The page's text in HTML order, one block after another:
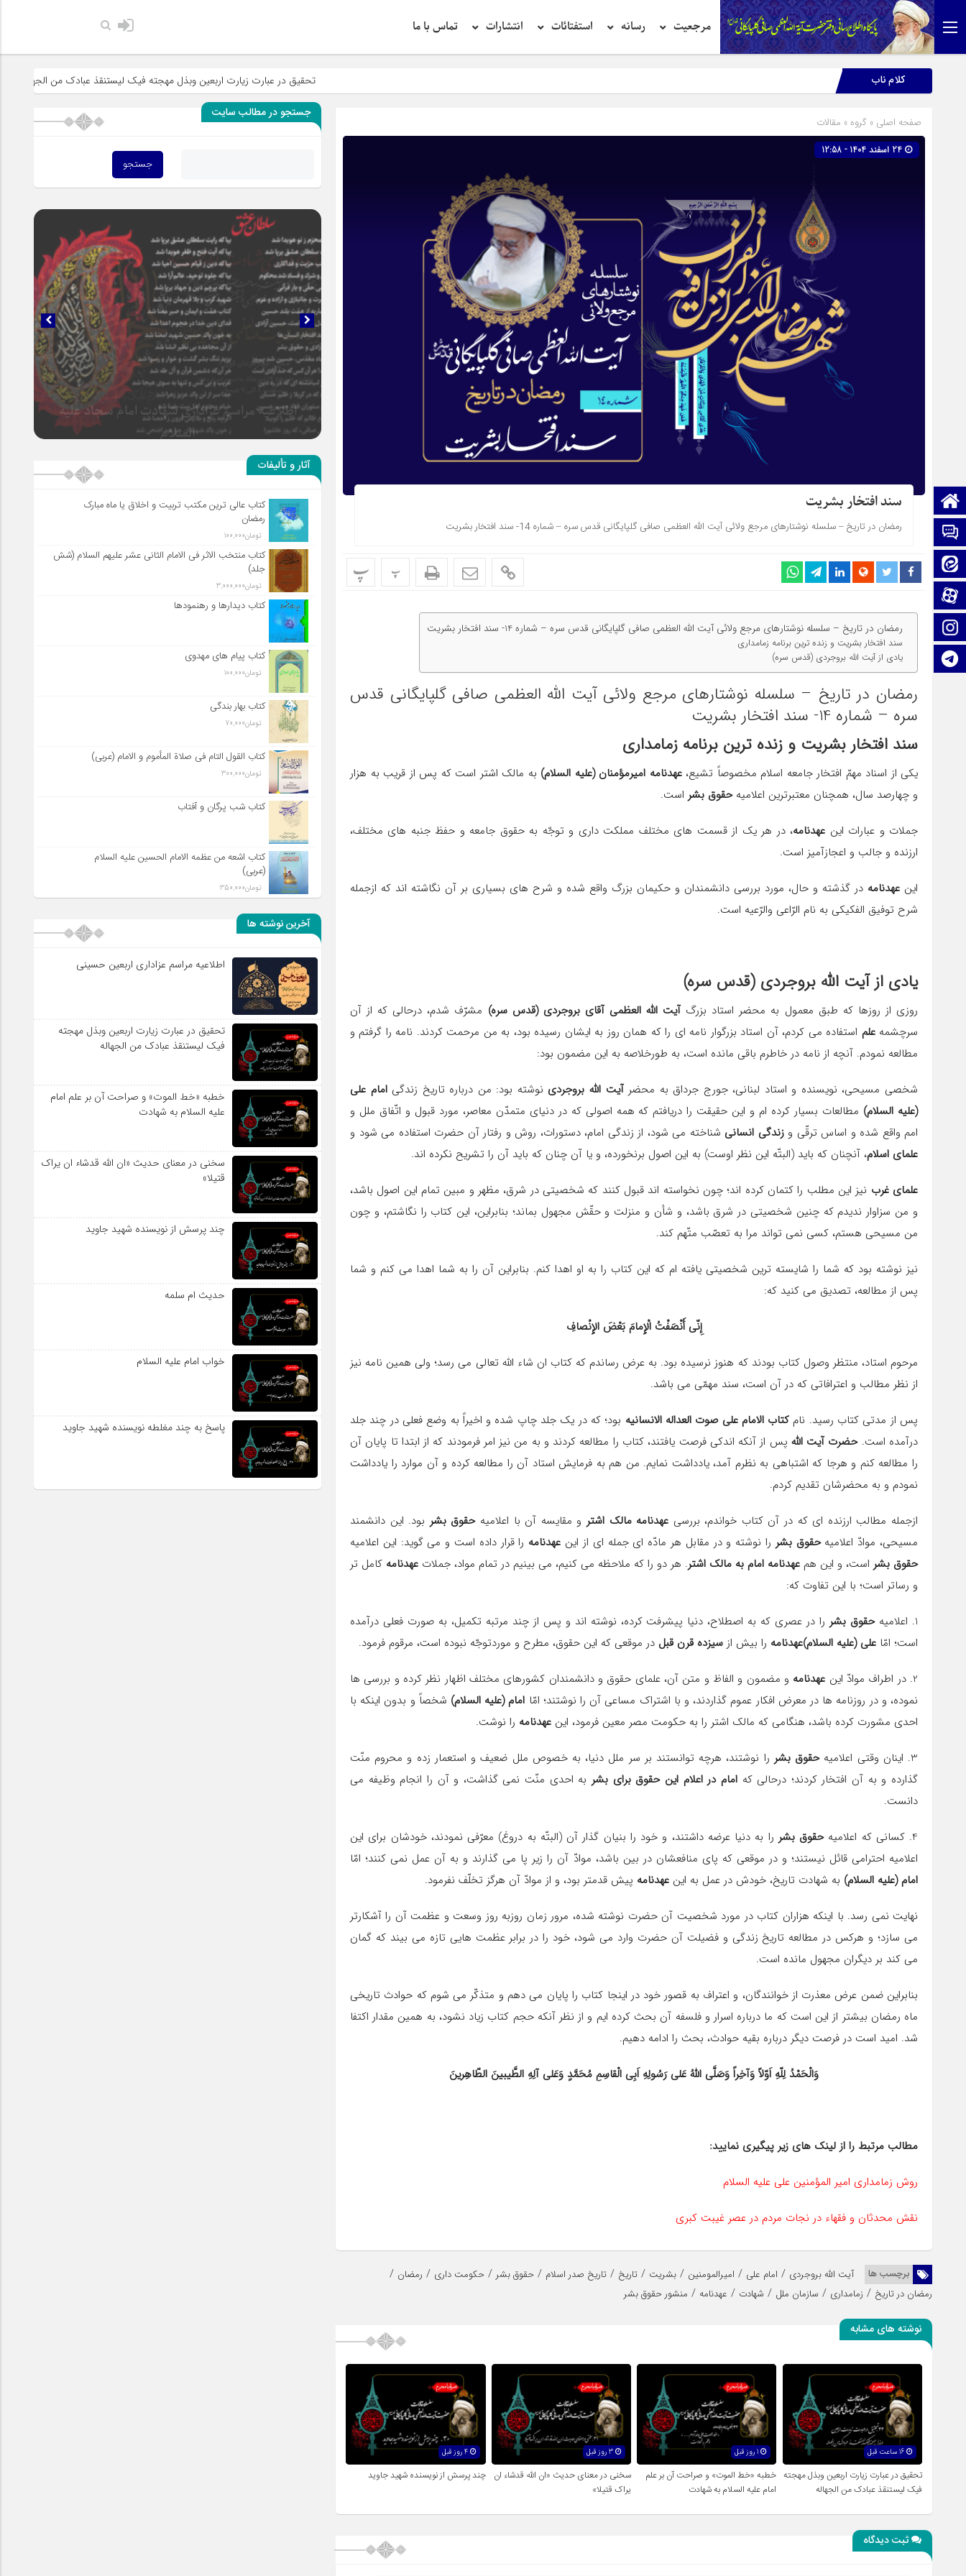
مرجعیت رسانه استفتائات انتشارات تماس با ما
صفحه نخست
تماس با ما
اینستاگرام
کلام ناب تحقیق در عبارت زیارت اربعین وبذل مهجته فیک لیستنقذ عبادک من الجهاله خطبه «خط
صفحه اصلی » گروه » مقالات
سند افتخار بشریت
رمضان در تاریخ – سلسله نوشتارهای مرجع ولائی آیت الله العظمی صافی گلپایگانی قدس سره – شماره 14- سند افتخار بشریت
پ پ
رمضان در تاریخ – سلسله نوشتارهای مرجع ولائی آیت الله العظمی صافی گلپایگانی قدس سره – شماره 14- سند افتخار بشریت
سند افتخار بشریت و زنده ترین برنامه زمامداری
یادی از آیت الله بروجردی (قدس سره)
رمضان در تاریخ – سلسله نوشتارهای مرجع ولائی آیت الله العظمی صافی گلپایگانی قدس
سره – شماره 14- سند افتخار بشریت
سند افتخار بشریت و زنده ترین برنامه زمامداری
یكی از اسناد مهمّ افتخار جامعه اسلام مخصوصاً تشیع،عهدنامه امیرمؤمنان (علیه السلام) به مالك اشتر است كه پس از قریب به هزار
و چهارصد سال، همچنان معتبرترین اعلامیهحقوق بشر است.
جملات و عبارات این عهدنامه، در هر یك از قسمت های مختلف مملكت داری و توجّه به حقوق جامعه و حفظ جنبه های مختلف،
ارزنده و جالب و اعجازآمیز است.
این عهدنامه در گذشته و حال، مورد بررسی دانشمندان و حكیمان بزرگ واقع شده و شرح های بسیاری بر آن نگاشته اند كه ازجمله
شرح توفیق الفكیكی به نام الرّاعی والرّعیه است.
یادی از آیت الله بروجردی (قدس سره)
روزی از روزها كه طبق معمول به محضر استاد بزرگآیت الله العظمی آقای بروجردی (قدس سره) مشرّف شدم، درحالی كه از آن
سرچشمهعلم استفاده می كردم، آن استاد بزرگوار نامه ای را كه همان روز به ایشان رسیده بود، به من مرحمت كردند. نامه را گرفتم و
مطالعه نمودم. آنچه از نامه در خاطرم باقی مانده است، به طورخلاصه به این مضمون بود:
شخصی مسیحی، نویسنده و استاد لبنانی، جورج جرداق به محضرآیت الله بروجردی نوشته بود: من درباره تاریخ زندگیامام علی
(علیه السلام) مطالعات بسیار كرده ام و این حقیقت را دریافتم كه همه اصولی كه در دنیای متمدّن معاصر، مورد قبول و اتّفاق ملل و
امم واقع شده و اساس ترقّی وزندگی انسانی شناخته می شود، از زندگی امام، دستورات، روش و رفتار آن حضرت استفاده می شود و
علمای اسلام، آنچنان كه باید (البتّه این نظر اوست) به این اصول برنخورده، و یا آن چنان كه باید آن را تشریح نكرده اند.
علمای غرب نیز این مطلب را كتمان كرده اند؛ چون نخواسته اند قبول كنند كه شخصیتی در شرق، مظهر و مبین تمام این اصول باشد،
و من سزاوار ندیدم كه چنین شخصیتی در شرق باشد، و شأن و منزلت و حقّش مجهول بماند؛ بنابراین، این كتاب را نگاشتم، و چون
من مسیحی هستم، كسی نمی تواند مرا به تعصّب متّهم كند.
نیز نوشته بود كه شما را شایسته ترین شخصیتی یافته ام كه این كتاب را به او اهدا كنم. بنابراین آن را به شما اهدا می كنم و شما
پس از مطالعه، تصدیق می كنید كه:
إِنّی أَنْصَفْتُ الْإِمامَ بَعْضَ الإِنْصافِ
مرحوم استاد، منتظر وصول كتاب بودند كه هنوز نرسیده بود. به عرض رساندم كه كتاب ان شاء الله تعالی می رسد؛ ولی همین نامه نیز
از نظر مطالب و اعترافاتی كه در آن است، سند مهمّی می باشد.
پس از مدتی كتاب رسید. نام كتاب الامام علی صوت العداله الانسانیه بود؛ كه در یك جلد چاپ شده و اخیراً به وضع فعلی در چند جلد
درآمده است.حضرت آیت الله پس از آنكه اندكی فرصت یافتند، كتاب را مطالعه كردند و به من نیز امر فرمودند كه از ابتدا تا پایان آن
را مطالعه كنم و هرجا كه اشتباهی به نظرم آمد، یادداشت نمایم. من هم به فرمایش استاد آن را مطالعه كرده و آن موارد را یادداشت
نمودم و به محضرشان تقدیم كردم.
ازجمله مطالب ارزنده ای كه در آن كتاب خواندم، بررسی عهدنامه مالك اشتر و مقایسه آن با اعلامیهحقوق بشر بود. این دانشمند
مسیحی، موادّ اعلامیهحقوق بشر را نوشته و در مقابل هر مادّه ای جمله ای از این عهدنامه را قرار داده است و می گوید: این اعلامیه
حقوق بشر است، و این هم عهدنامه امام به مالك اشتر. هر دو را كه ملاحظه می كنیم، می بینیم در تمام مواد، جملات عهدنامه كامل تر
و رساتر است؛ با این تفاوت كه:
1. اعلامیه حقوق بشررا در عصری كه به اصطلاح، دنیا پیشرفت كرده، نوشته اند و پس از چند مرتبه تكمیل، به صورت فعلی درآمده
است؛ امّا علی (علیه السلام)عهدنامه را بیش از سیزده قرن قبل در موقعی كه این حقوق، مطرح و موردتوجّه نبوده است، مرقوم فرمود.
2. در اطراف موادّ این عهدنامه و مضمون و الفاظ و متن آن، علمای حقوق و دانشمندان كشورهای مختلف اظهار نظر كرده و بررسی ها
نموده، و در روزنامه ها در معرض افكار عموم گذاردند، و با اشتراك مساعی آن را نوشتند؛ امّا امام (علیه السلام) شخصاً و بدون اینكه با
احدی مشورت كرده باشد، هنگامی كه مالك اشتر را به حكومت مصر معین فرمود، این عهدنامه را نوشت.
3. اینان وقتی اعلامیه حقوق بشر را نوشتند، هرچه توانستند بر سر ملل دنیا، به خصوص ملل ضعیف و استعمار زده و محروم منّت
گذارده و به آن افتخار كردند؛ درحالی كهامام در اعلام این حقوق برای بشربه احدی منّت نمی گذاشت، و آن را انجام وظیفه می
دانست.
4. كسانی كه اعلامیه حقوق بشر را به دنیا عرضه داشتند، و خود را بنیان گذار آن (البتّه به دروغ) معرّفی نمودند، خودشان برای این
اعلامیه احترامی قائل نیستند؛ و در موقعی كه پای منافعشان در بین باشد، موادّ آن را زیر پا می گذارند و به آن عمل نمی كنند؛ امّا
امام (علیه السلام) به شهادت تاریخ، خودش در عمل به این عهدنامه پیش قدمتر بود، و از موادّ آن هرگز تخلّف نفرمود.
نهایت نمی رسد. با اینكه هزاران كتاب در مورد شخصیت آن حضرت نوشته شده، مرور زمان روزبه روز وسعت و عظمت آن را آشكارتر
می سازد؛ و هركس در مطالعه تاریخ زندگی و فضیلت آن حضرت وارد می شود، خود را در برابر عظمت هایی تازه می بیند كه گمان
می كند بر دیگران مجهول مانده است.
بنابراین ضمن عرض معذرت از خوانندگان، و اعتراف به قصور خود در اینجا كتاب را پایان می دهم و متذكّر می شوم كه حوادث تاریخی
ماه رمضان بیشتر از این است كه ما درباره اسرار و فلسفه آن بحث كرده ایم و از نظر آنكه حجم كتاب زیاد نشود، به همین مقدار اكتفا
شد. امید است در فرصت دیگر درباره بقیه حوادث، بحث را ادامه دهیم.
وَالْحَمْدُ لِلّهِ اَوّلاً وَآخِراً وَصَلَّى اللهُ عَلی رَسُولِهِ اَبِی الْقاسِمِ مُحَمَّدٍ وَعَلی آلِهِ الطَّیبینَ الطّاهِرینَ
مطالب مرتبط را از لینک های زیر پیگیری نمایید:
روش زمامداری امیر المؤمنین علی علیه السلام
نقش محدثان و فقهاء در نجات مردم در عصر غیبت کبری
برچسب ها آیت الله بروجردی / امام علی / امیرالمومنین / بشریت / تاریخ / تاریخ صدر اسلام / حقوق بشر / حکومت داری / رمضان /
رمضان در تاریخ / زمامداری / سازمان ملل / شهادت / عهدنامه / منشور حقوق بشر
نوشته های مشابه
16 ساعت قبل
تحقیق در عبارت زیارت اربعین وبذل مهجته
فیک لیستنقذ عبادک من الجهاله
1 روز قبل
خطبه «خط الموت» و صراحت آن بر علم
امام علیه السلام به شهادت
3 روز قبل
سخنی در معنای حدیث «ان الله قدشاء ان
یراک قتیلا»
4 روز قبل
چند پرسش از نویسنده شهید جاوید
ثبت دیدگاه
جستجو در مطالب سایت
سلطان عشق
آثار و تألیفات
کتاب عالی ترین مکتب تربیت و اخلاق یا ماه مبارک
رمضان
تومان100,000
کتاب منتخب الاثر فی الامام الثانی عشر علیهم السلام (شش
جلد)
تومان3,000,000
کتاب دیدارها و رهنمودها
کتاب پیام های مهدوی
تومان100,000
کتاب بهار بندگی
تومان70,000
کتاب القول التام فی صلاة المأموم و الامام (عربی)
تومان300,000
کتاب شب پرگان و آفتاب
کتاب اشعه من عظمه الامام الحسین علیه السلام
(عربی)
تومان350,000
آخرین نوشته ها
اطلاعیه مراسم عزاداری اربعین حسینی
تحقیق در عبارت زیارت اربعین وبذل مهجته
فیک لیستنقذ عبادک من الجهاله
خطبه «خط الموت» و صراحت آن بر علم امام
علیه السلام به شهادت
سخنی در معنای حدیث «ان الله قدشاء ان یراک
قتیلا»
چند پرسش از نویسنده شهید جاوید
حدیث ام سلمه
خواب امام علیه السلام
پاسخ به چند مغلطه نویسنده شهید جاوید